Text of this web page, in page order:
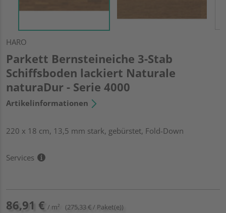
HARO
Parkett Bernsteineiche 3-Stab
Schiffsboden lackiert Naturale
naturaDur - Serie 4000
Artikelinformationen
220 x 18 cm, 13,5 mm stark, gebürstet, Fold-Down
Services
86,91 € / m² (275,33 € / Paket(e))